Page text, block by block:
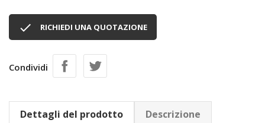
 RICHIEDI UNA QUOTAZIONE
Condividi
Dettagli del prodotto Descrizione